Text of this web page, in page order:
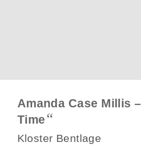
Amanda Case Millis –
Time“
Kloster Bentlage